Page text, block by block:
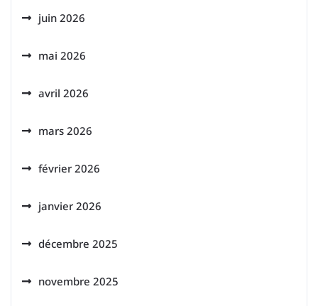
juin 2026
mai 2026
avril 2026
mars 2026
février 2026
janvier 2026
décembre 2025
novembre 2025